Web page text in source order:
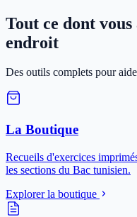
Tout ce dont vous
endroit
Des outils complets pour
La Boutique
Recueils d'exercices
les sections du Bac tunisien.
Explorer la boutique